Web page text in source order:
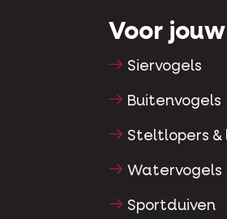
Voor
Siervogels
Buitenvogels
Steltlopers &
Watervogels
Sportduiven